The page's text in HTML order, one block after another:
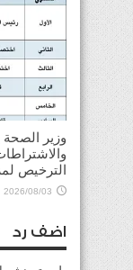
وزير
الترخيص
2026/08/03
اضف رد